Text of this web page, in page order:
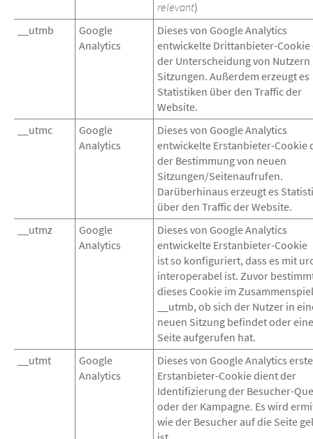
relevant)
__utmb
Google
Analytics
Dieses von Google Analytics
entwickelte Drittanbieter-Cookie
der Unterscheidung von Nutzern
Sitzungen. Außerdem erzeugt es
Statistiken über den Traffic der
Website.
__utmc
Google
Analytics
Dieses von Google Analytics
entwickelte Erstanbieter-Cookie
der Bestimmung von neuen
Sitzungen/Seitenaufrufen.
Darüberhinaus erzeugt es
über den Traffic der Website.
__utmz
Google
Analytics
Dieses von Google Analytics
entwickelte Erstanbieter-Cookie
ist so konfiguriert, dass es mit
interoperabel ist. Zuvor
dieses Cookie im
__utmb, ob sich der Nutzer in
neuen Sitzung befindet oder
Seite aufgerufen hat.
__utmt
Google
Analytics
Dieses von Google Analytics
Erstanbieter-Cookie dient der
Identifizierung der Besucher-
oder der Kampagne. Es wird
wie der Besucher auf die Seite